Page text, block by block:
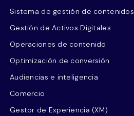
Sistema de gestión de contenidos
Gestión de Activos Digitales
Operaciones de contenido
Optimización de conversión
Audiencias e inteligencia
Comercio
Gestor de Experiencia (XM)